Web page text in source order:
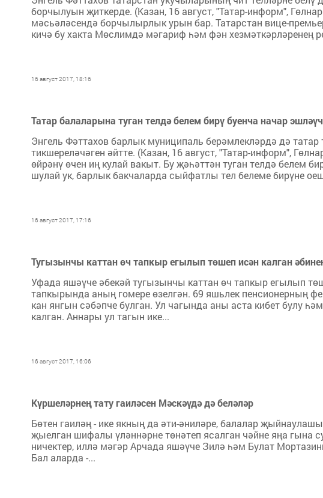
борчылуын җиткерде. (Казан, 16 август, "Татар-информ",
мәсьәләсендә борчылырлык урын бар. Татарстан вице-
кичә бу хакта Мөслимдә мәгариф һәм фән хезмәткәрләренең
16 август 2017, 18:16
Татар балаларына туган телдә белем бирү буенча начар
Энгель Фәттахов барлык муниципаль берәмлекләрдә дә
тикшереләчәген әйтте. (Казан, 16 август, "Татар-информ",
өйрәнү өчен иң кулай вакыт. Бу җәһәттән туган телдә белем
шулай ук, барлык бакчаларда сыйфатлы тел белеме бирүне
16 август 2017, 17:16
Тугызынчы каттан өч тапкыр егылып төшеп исән калган
Уфада яшәүче әбекәй тугызынчы каттан өч тапкыр егылып
тапкырында аның гомере өзелгән. 69 яшьлек пенсионерның
кан янгын сәбәпче булган. Ул чагында аны аста кибет булу
калган. Аннары ул тагын ике...
16 август 2017, 16:06
Күршеләрнең тату гаиләсен Мәскәүдә дә беләләр
Бөтен гаиләң - ике якның да әти-әниләре, балалар
җыелган шифалы үләннәрне төнәтеп ясалган чәйне яңа гына
ничектер, иллә мәгәр Арчада яшәүче Зилә һәм Булат
Бал аларда -...